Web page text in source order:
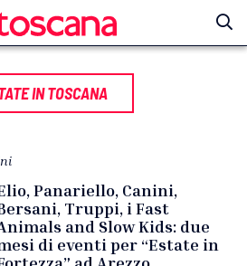
IN TOSCANA
Panariello, Canini,
Truppi, i Fast
and Slow Kids: due
di eventi per “Estate in